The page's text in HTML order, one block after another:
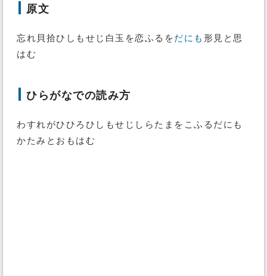
原文
忘れ貝拾ひしもせじ白玉を恋ふるをだにも 形見と思
はむ
ひらがなでの読み方
わすれがひひろひしもせじしらたまをこふるだにも
かたみとおもはむ